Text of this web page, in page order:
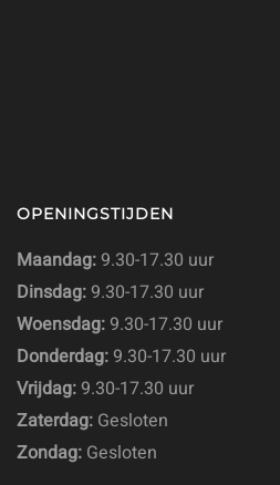
OPENINGSTIJDEN
Maandag: 9.30-17.30 uur
Dinsdag: 9.30-17.30 uur
Woensdag: 9.30-17.30 uur
Donderdag: 9.30-17.30 uur
Vrijdag: 9.30-17.30 uur
Zaterdag: Gesloten
Zondag: Gesloten